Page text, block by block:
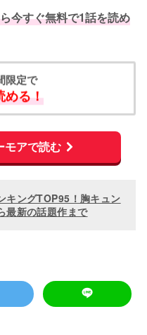
今すぐ無料で1話を読め
限定で
める！
モアで読む
キングTOP95！胸キュン
最新の話題作まで